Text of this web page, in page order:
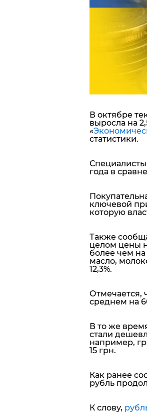
В октябре
выросла на
«
статистики.
года в
ключевой
которую
Также
целом цены
более чем
масло,
12,3%.
Отмечается,
среднем на
В то же
стали
например,
15 грн.
Как ранее
рубль
К слову,